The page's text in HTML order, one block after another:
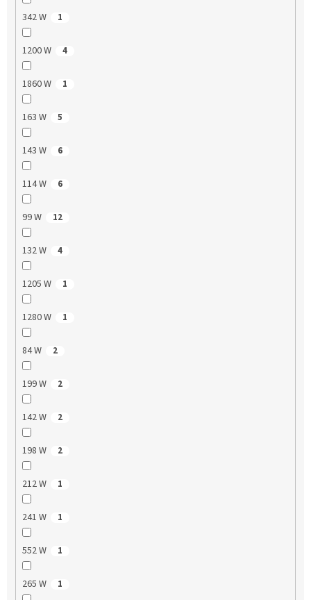
342 W 1
1200 W 4
1860 W 1
163 W 5
143 W 6
114 W 6
99 W 12
132 W 4
1205 W 1
1280 W 1
84 W 2
199 W 2
142 W 2
198 W 2
212 W 1
241 W 1
552 W 1
265 W 1